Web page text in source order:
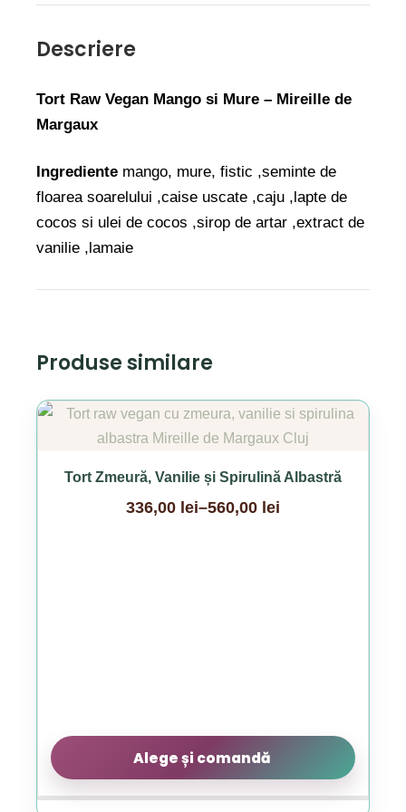
Descriere
Tort Raw Vegan Mango si Mure – Mireille de
Margaux
Ingrediente mango, mure, fistic ,seminte de
floarea soarelului ,caise uscate ,caju ,lapte de
cocos si ulei de cocos ,sirop de artar ,extract de
vanilie ,lamaie
Produse similare
Tort Zmeură, Vanilie și Spirulină Albastră
336,00 lei–560,00 lei
Interval
Alege și comandă
Acest
produs
mai
multe